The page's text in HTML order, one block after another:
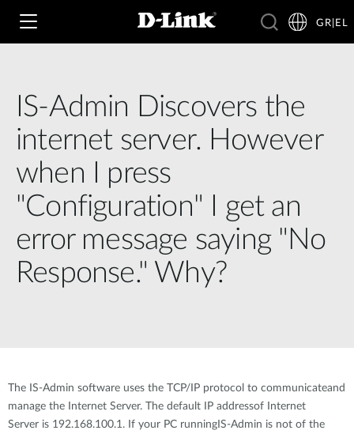
Wi‑Fi
4G & 5G
Δικτυακές Κάμερες
Έξυπνο Σπίτι
mydlink
Switching
Wireless
Accessories
4G/5G M2M
D-ECS
Brochures and Guides
Blog
Tech Alerts
GR|EL
IS-Admin Discovers the
internet server. However
when I press
"Configuration" I get an
error message saying "No
Response." Why?
The IS-Admin software uses the TCP/IP protocol to communicateand
manage the Internet Server. The default IP addressof Internet
Server is 192.168.100.1. If your PC runningIS-Admin is not of the